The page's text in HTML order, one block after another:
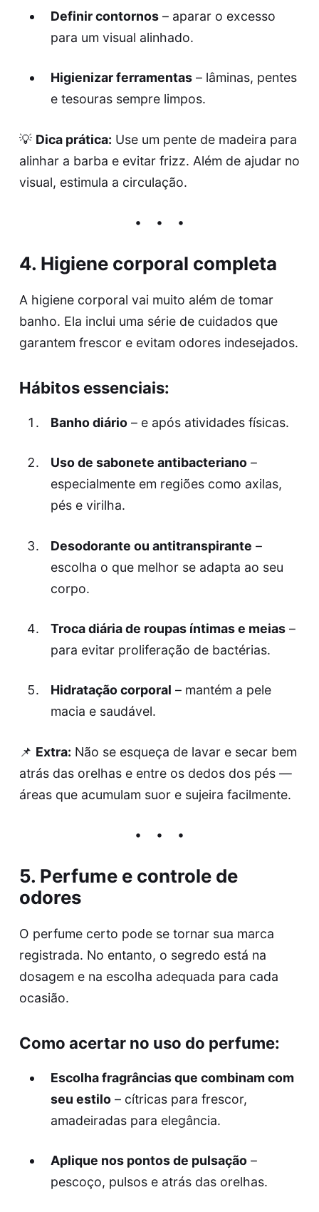
Definir contornos– aparar o excesso
para um visual alinhado.
Higienizar ferramentas– lâminas, pentes
e tesouras sempre limpos.
💡 Dica prática: Use um pente de madeira para
alinhar a barba e evitar frizz. Além de ajudar no
visual, estimula a circulação.
4. Higiene corporal completa
A higiene corporal vai muito além de tomar
banho. Ela inclui uma série de cuidados que
garantem frescor e evitam odores indesejados.
Hábitos essenciais:
Banho diário– e após atividades físicas.
Uso de sabonete antibacteriano–
especialmente em regiões como axilas,
pés e virilha.
Desodorante ou antitranspirante –
escolha o que melhor se adapta ao seu
corpo.
Troca diária de roupas íntimas e meias–
para evitar proliferação de bactérias.
Hidratação corporal – mantém a pele
macia e saudável.
📌 Extra: Não se esqueça de lavar e secar bem
atrás das orelhas e entre os dedos dos pés —
áreas que acumulam suor e sujeira facilmente.
5. Perfume e controle de
odores
O perfume certo pode se tornar sua marca
registrada. No entanto, o segredo está na
dosagem e na escolha adequada para cada
ocasião.
Como acertar no uso do perfume:
Escolha fragrâncias que combinam com
seu estilo– cítricas para frescor,
amadeiradas para elegância.
Aplique nos pontos de pulsação–
pescoço, pulsos e atrás das orelhas.